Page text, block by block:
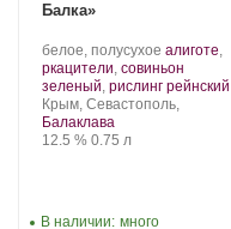
Балка»
Производитель:
Золотая
Балка.
белое, полусухое .
Сорт
винограда:
алиготе,
ркацители, совиньон
зеленый, рислинг рейнский
Регион:
Крым, Севастополь,
Балаклава
Крепость
12.5 %. Объем
0.75 л
В наличии: много